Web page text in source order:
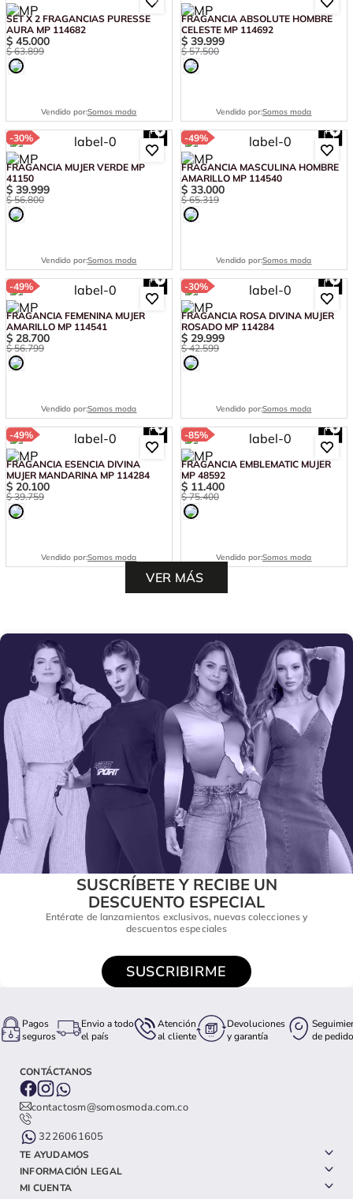
SET X 2 FRAGANCIAS PURESSE
AURA MP 114682
$ 45.000
$ 63.899
Vendido por:Somos moda
FRAGANCIA ABSOLUTE HOMBRE
CELESTE MP 114692
$ 39.999
$ 57.500
Vendido por:Somos moda
-30%
FRAGANCIA MUJER VERDE MP
41150
$ 39.999
$ 56.800
Vendido por:Somos moda
-49%
FRAGANCIA MASCULINA HOMBRE
AMARILLO MP 114540
$ 33.000
$ 65.319
Vendido por:Somos moda
-49%
FRAGANCIA FEMENINA MUJER
AMARILLO MP 114541
$ 28.700
$ 56.799
Vendido por:Somos moda
-30%
FRAGANCIA ROSA DIVINA MUJER
ROSADO MP 114284
$ 29.999
$ 42.599
Vendido por:Somos moda
-49%
FRAGANCIA ESENCIA DIVINA
MUJER MANDARINA MP 114284
$ 20.100
$ 39.759
Vendido por:Somos moda
-85%
FRAGANCIA EMBLEMATIC MUJER
MP 48592
$ 11.400
$ 75.400
Vendido por:Somos moda
SUSCRÍBETE Y RECIBE UN
DESCUENTO ESPECIAL
Entérate de lanzamientos exclusivos, nuevas colecciones y
descuentos especiales
SUSCRIBIRME
Pagos
seguros
Envio a todo
el país
Atención
al cliente
Devoluciones
y garantía
de pedido
CONTÁCTANOS
contactosm@somosmoda.com.co
3226061605
TE AYUDAMOS
INFORMACIÓN LEGAL
MI CUENTA